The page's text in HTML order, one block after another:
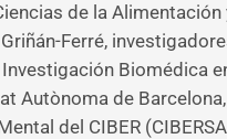
de la Alimentación
Ferré,
Biomédica
Autònoma de
del CIBER